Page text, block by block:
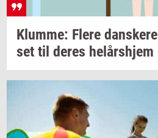
Klum­me: Flere dan­ske­re
set til deres helårs­hjem